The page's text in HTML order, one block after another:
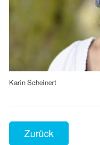
Karin Scheinert
Zurück